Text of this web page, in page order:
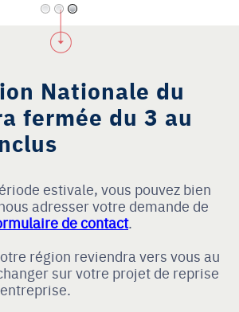
Nationale du
fermée du 3 au
estivale, vous pouvez bien
adresser votre demande de
de contact.
région reviendra vers vous au
sur votre projet de reprise